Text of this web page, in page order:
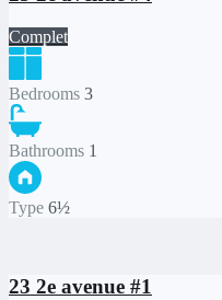
Complet
Bedrooms 3
Bathrooms 1
Type 6½
23 2e avenue #1